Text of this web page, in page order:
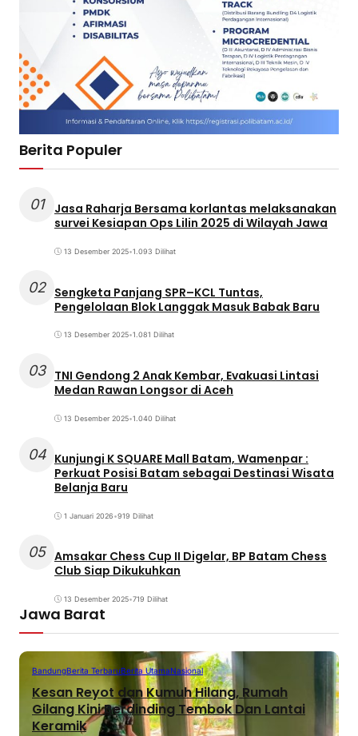
Berita Populer
01
Jasa Raharja Bersama korlantas melaksanakan
survei Kesiapan Ops Lilin 2025 di Wilayah Jawa
13 Desember 2025•1.093 Dilihat
02 Sengketa Panjang SPR–KCL Tuntas,
Pengelolaan Blok Langgak Masuk Babak Baru
13 Desember 2025•1.081 Dilihat
03 TNI Gendong 2 Anak Kembar, Evakuasi Lintasi
Medan Rawan Longsor di Aceh
13 Desember 2025•1.040 Dilihat
04 Kunjungi K SQUARE Mall Batam, Wamenpar :
Perkuat Posisi Batam sebagai Destinasi Wisata
Belanja Baru
1 Januari 2026•919 Dilihat
05 Amsakar Chess Cup II Digelar, BP Batam Chess
Club Siap Dikukuhkan
13 Desember 2025•719 Dilihat
Jawa Barat
BandungBerita TerbaruBerita UtamaNasional
Kesan Reyot dan Kumuh Hilang, Rumah
Gilang Kini Berdinding Tembok Dan Lantai
Keramik